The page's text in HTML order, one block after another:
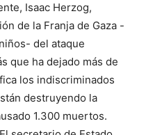
Isaac Herzog,
de la Franja de Gaza -
del ataque
que ha dejado más de
los indiscriminados
destruyendo la
1.300 muertos.